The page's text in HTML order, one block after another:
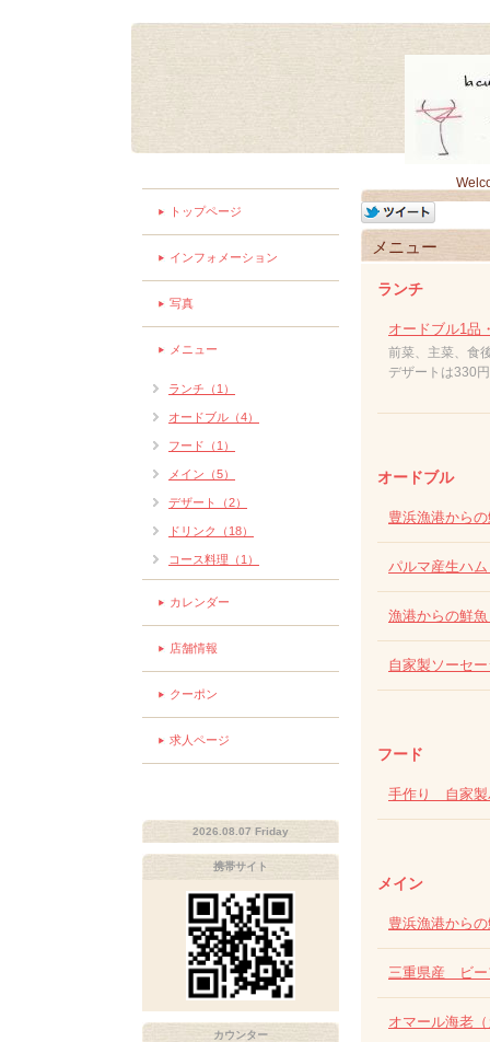
メニュー
ランチ
オードブル1品
前菜、主菜、食
デザートは330
オードブル
豊浜漁港から
パルマ産生ハ
漁港からの鮮
自家製ソーセ
フード
手作り 自家
メイン
豊浜漁港から
三重県産 ビー
オマール海老
トップページ
インフォメーション
写真
メニュー
ランチ（1）
オードブル（4）
フード（1）
メイン（5）
デザート（2）
ドリンク（18）
コース料理（1）
カレンダー
店舗情報
クーポン
求人ページ
2026.08.07 Friday
携帯サイト
カウンター